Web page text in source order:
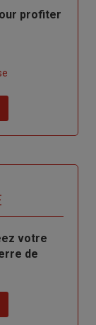
profiter
votre
de